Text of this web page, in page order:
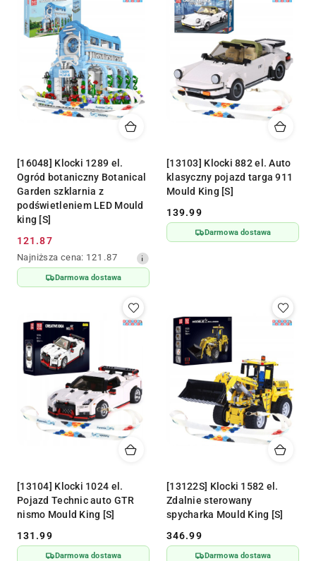
[16048] Klocki 1289 el.
Ogród botaniczny Botanical
Garden szklarnia z
podświetleniem LED Mould
king [S]
Cena
promocyjna:
121.87
Najniższa
cena
z
przed
obniżką
Najniższa cena: 121.87
Darmowa dostawa
[13103] Klocki 882 el. Auto
klasyczny pojazd targa 911
Mould King [S]
Cena:
139.99
Darmowa dostawa
[13104] Klocki 1024 el.
Pojazd Technic auto GTR
nismo Mould King [S]
Cena:
131.99
Darmowa dostawa
[13122S] Klocki 1582 el.
Zdalnie sterowany
spycharka Mould King [S]
Cena:
346.99
Darmowa dostawa